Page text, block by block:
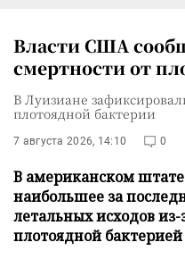
Власти США
смертности от
В Луизиане
плотоядной бактерии
7 августа 2026, 14:10 0
В американском
наибольшее за
летальных исходов
плотоядной